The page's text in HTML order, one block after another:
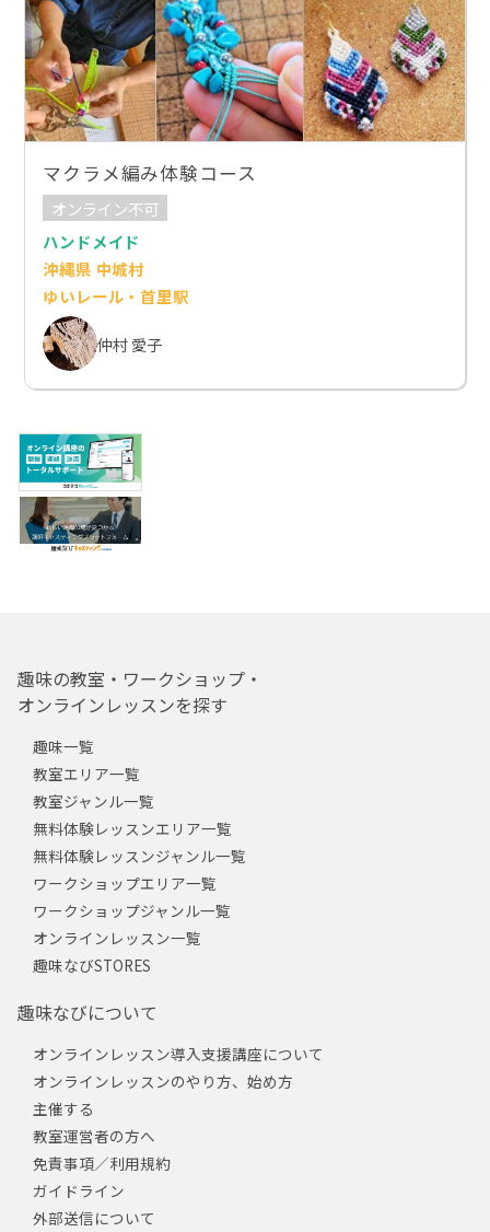
マクラメ編み体験コース
オンライン不可
ハンドメイド
沖縄県 中城村
ゆいレール・首里駅
仲村 愛子
趣味の教室・ワークショップ・
オンラインレッスンを探す
趣味一覧
教室エリア一覧
教室ジャンル一覧
無料体験レッスンエリア一覧
無料体験レッスンジャンル一覧
ワークショップエリア一覧
ワークショップジャンル一覧
オンラインレッスン一覧
趣味なびSTORES
趣味なびについて
オンラインレッスン導入支援講座について
オンラインレッスンのやり方、始め方
主催する
教室運営者の方へ
免責事項／利用規約
ガイドライン
外部送信について